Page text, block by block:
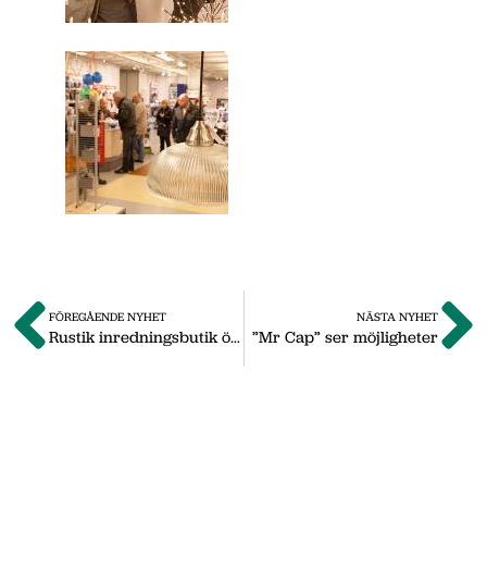
FÖREGÅENDE NYHET
Rustik inredningsbutik öppnar i Ekefall
NÄSTA NYHET
”Mr Cap” ser möjligheter